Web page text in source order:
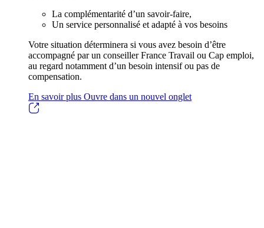
La complémentarité d’un savoir-faire,
Un service personnalisé et adapté à vos besoins
Votre situation déterminera si vous avez besoin d’être
accompagné par un conseiller France Travail ou Cap emploi,
au regard notamment d’un besoin intensif ou pas de
compensation.
En savoir plus Ouvre dans un nouvel onglet